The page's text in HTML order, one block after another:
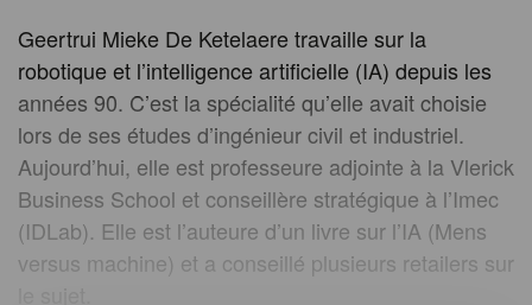
Geertrui Mieke De Ketelaere travaille sur la
robotique et l’intelligence artificielle (IA) depuis les
années 90. C’est la spécialité qu’elle avait choisie
lors de ses études d’ingénieur civil et industriel.
Aujourd’hui, elle est professeure adjointe à la Vlerick
Business School et conseillère stratégique à l’Imec
(IDLab). Elle est l’auteure d’un livre sur l’IA (Mens
versus machine) et a conseillé plusieurs retailers sur